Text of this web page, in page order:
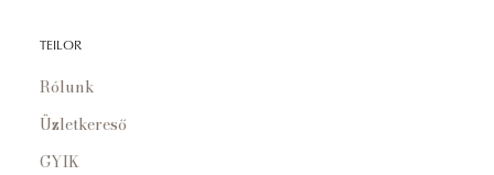
TEILOR
Rólunk
Üzletkereső
GYIK